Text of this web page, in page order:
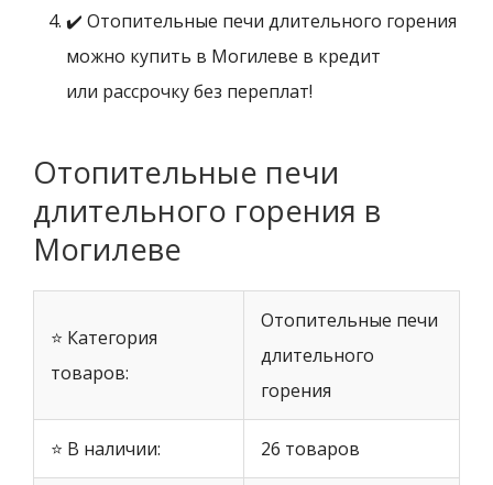
✔️ Отопительные печи длительного горения
можно купить в Могилеве в кредит
или рассрочку без переплат!
Отопительные печи
длительного горения в
Могилеве
⭐ Категория
товаров:
Отопительные печи
длительного
горения
⭐ В наличии: 26 товаров